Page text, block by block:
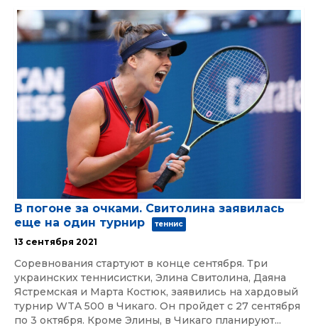
В погоне за очками. Свитолина заявилась
еще на один турнир
теннис
13 сентября 2021
Соревнования стартуют в конце сентября. Три
украинских теннисистки, Элина Свитолина, Даяна
Ястремская и Марта Костюк, заявились на хардовый
турнир WTA 500 в Чикаго. Он пройдет с 27 сентября
по 3 октября. Кроме Элины, в Чикаго планируют...